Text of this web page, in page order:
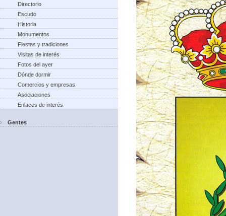
Directorio
Escudo
Historia
Monumentos
Fiestas y tradiciones
Visitas de interés
Fotos del ayer
Dónde dormir
Comercios y empresas
Asociaciones
Enlaces de interés
Gentes